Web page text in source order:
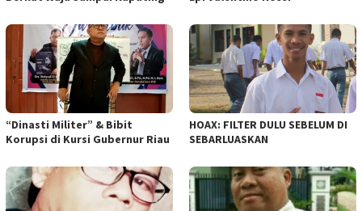
“Dinasti Militer” & Bibit
Korupsi di Kursi Gubernur Riau
HOAX: FILTER DULU SEBELUM DI
SEBARLUASKAN